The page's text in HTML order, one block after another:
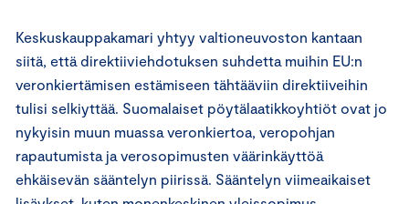
Keskuskauppakamari yhtyy valtioneuvoston kantaan
siitä, että direktiiviehdotuksen suhdetta muihin EU:n
veronkiertämisen estämiseen tähtääviin direktiiveihin
tulisi selkiyttää. Suomalaiset pöytälaatikkoyhtiöt ovat jo
nykyisin muun muassa veronkiertoa, veropohjan
rapautumista ja verosopimusten väärinkäyttöä
ehkäisevän sääntelyn piirissä. Sääntelyn viimeaikaiset